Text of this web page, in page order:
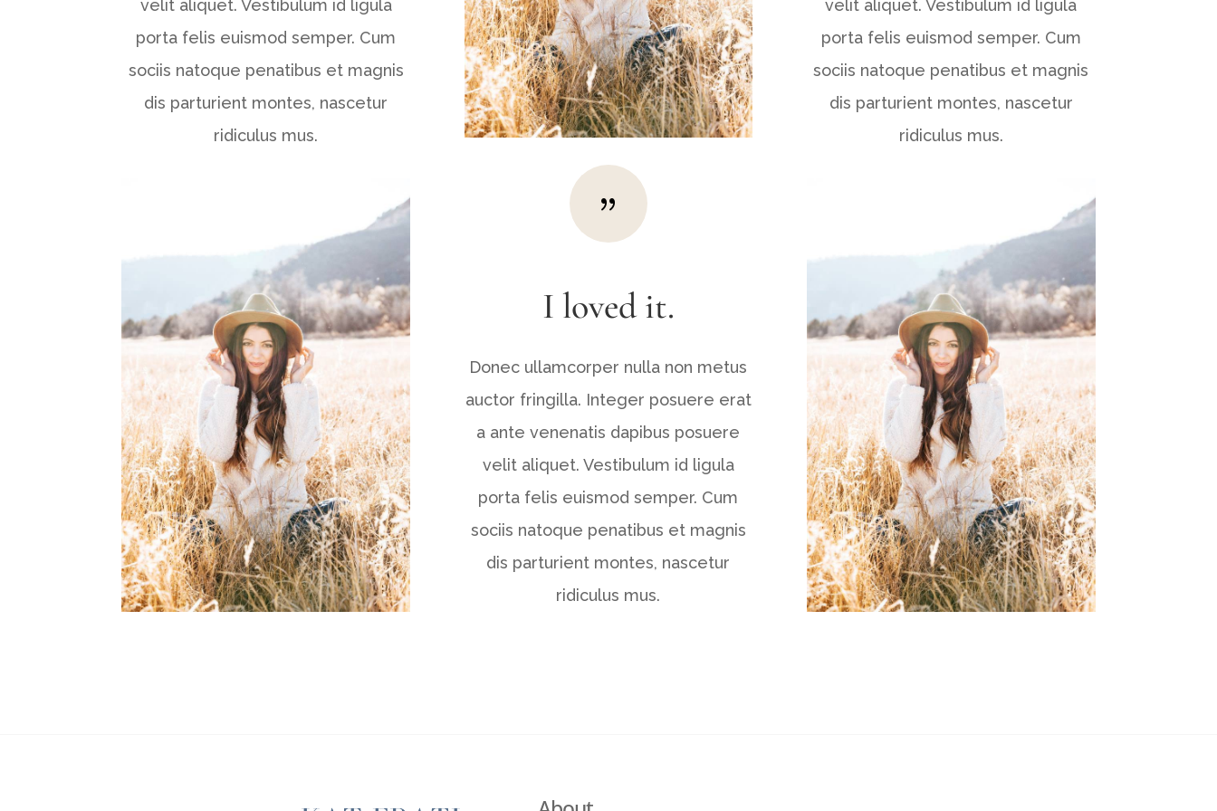
velit aliquet. Vestibulum id ligula
porta felis euismod semper. Cum
sociis natoque penatibus et magnis
dis parturient montes, nascetur
ridiculus mus.
{
I loved it.
Donec ullamcorper nulla non metus
auctor fringilla. Integer posuere erat
a ante venenatis dapibus posuere
velit aliquet. Vestibulum id ligula
porta felis euismod semper. Cum
sociis natoque penatibus et magnis
dis parturient montes, nascetur
ridiculus mus.
velit aliquet. Vestibulum id ligula
porta felis euismod semper. Cum
sociis natoque penatibus et magnis
dis parturient montes, nascetur
ridiculus mus.